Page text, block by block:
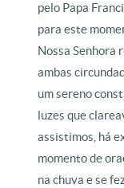
pelo Papa
para este
Nossa Senhora
ambas
um sereno
luzes que
assistimos, há
momento de
na chuva e se